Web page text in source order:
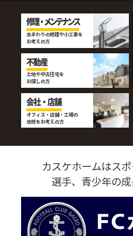
修理・メンテナンス
水まわりの修理や小工事を
お考えの方
不動産
土地や中古住宅を
お探しの方
会社・店舗
オフィス・店舗・工場の
改修をお考えの方
カスケホームはスポ
選手、青少年の成